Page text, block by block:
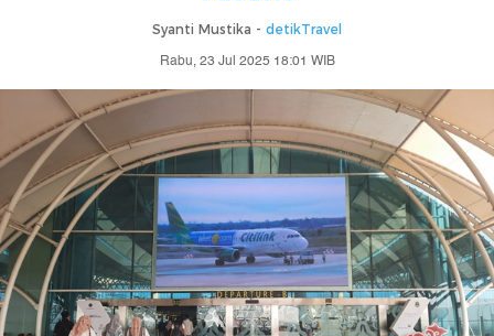
Syanti Mustika - detikTravel
Rabu, 23 Jul 2025 18:01 WIB